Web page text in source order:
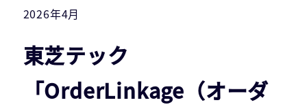
2026年4月
東芝テック
「OrderLinkage（オーダ